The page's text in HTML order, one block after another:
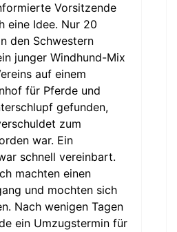
Vorsitzende
eine Idee. Nur 20
den Schwestern
junger Windhund-Mix
auf einem
für Pferde und
gefunden,
zum
war. Ein
schnell vereinbart.
machten einen
und mochten sich
Nach wenigen Tagen
ein Umzugstermin für